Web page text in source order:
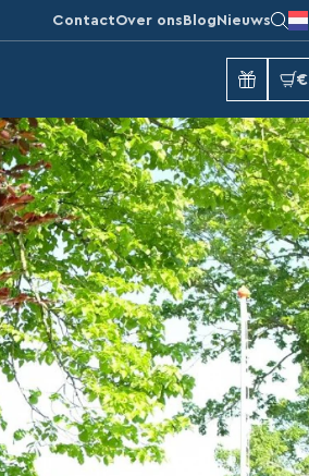
ContactOver ons Blog Nieuws
€